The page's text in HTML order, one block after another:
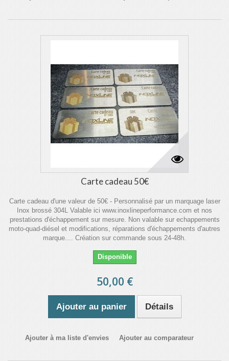
Carte cadeau 50€
Carte cadeau d'une valeur de 50€ - Personnalisé par un marquage laser
Inox brossé 304L Valable ici www.inoxlineperformance.com et nos
prestations d'échappement sur mesure. Non valable sur echappements
moto-quad-diésel et modifications, réparations d'échappements d'autres
marque.... Création sur commande sous 24-48h.
Disponible
50,00 €
Ajouter au panier Détails
Ajouter à ma liste d'envies Ajouter au comparateur